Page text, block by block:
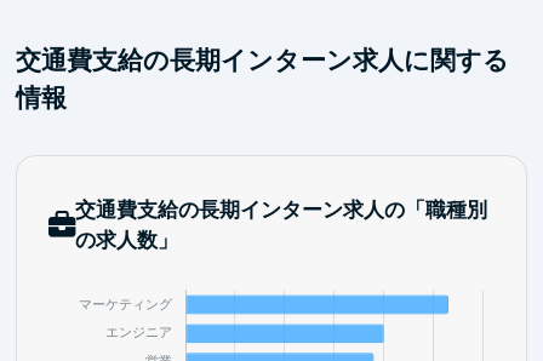
交通費支給の長期インターン求人に関する
情報
交通費支給の長期インターン求人の「職種別
の求人数」